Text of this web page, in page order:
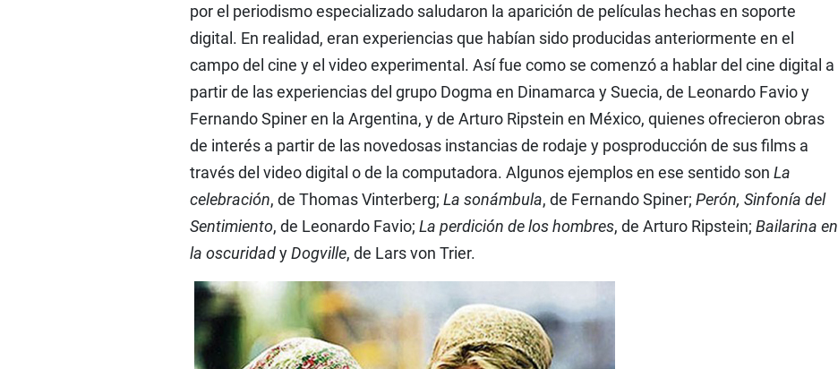
por el periodismo especializado saludaron la aparición de películas hechas en soporte
digital. En realidad, eran experiencias que habían sido producidas anteriormente en el
campo del cine y el video experimental. Así fue como se comenzó a hablar del cine digital a
partir de las experiencias del grupo Dogma en Dinamarca y Suecia, de Leonardo Favio y
Fernando Spiner en la Argentina, y de Arturo Ripstein en México, quienes ofrecieron obras
de interés a partir de las novedosas instancias de rodaje y posproducción de sus films a
través del video digital o de la computadora. Algunos ejemplos en ese sentido son La
celebración, de Thomas Vinterberg; La sonámbula, de Fernando Spiner; Perón, Sinfonía del
Sentimiento, de Leonardo Favio; La perdición de los hombres, de Arturo Ripstein; Bailarina en
la oscuridadyDogville, de Lars von Trier.